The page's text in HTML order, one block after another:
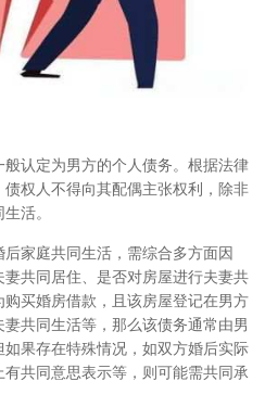
认定为男方的个人债务。根据法律
权人不得向其配偶主张权利，除非
活。
家庭共同生活，需综合多方面因
共同居住、是否对房屋进行夫妻共
买婚房借款，且该房屋登记在男方
共同生活等，那么该债务通常由男
果存在特殊情况，如双方婚后实际
共同意思表示等，则可能需共同承